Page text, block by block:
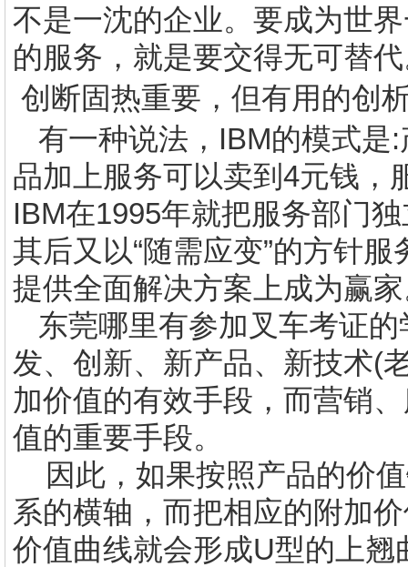
不是一沈的企业。要成为世
的服务，就是要交得无可替
创断固热重要，但有用的创
有一种说法， IBM的模式是:
品加上服务可以卖到 4元钱，
IBM在1995年就把服务部门
其后又以“随需应变”的方针
提供全面解决方案上成为
东莞哪里有参加叉车考证的
发、创新、新产品、新技术(
加价值的有效手段，而营销
值的重要手段。
因此，如果按照产品的价
系的横轴，而把相应的附加
价值曲线就会形成U型的上翘